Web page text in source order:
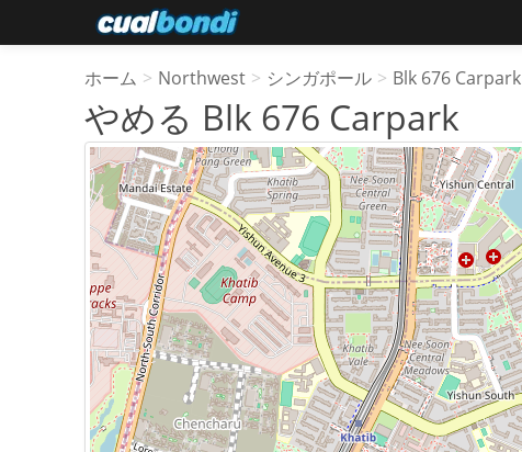
ホーム > Northwest > シンガポール > Blk 676 Carpark
やめる Blk 676 Carpark